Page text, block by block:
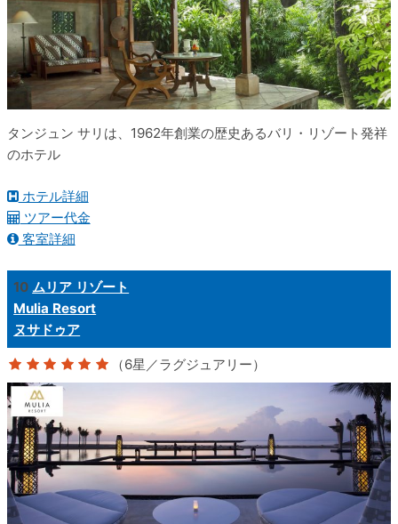
タンジュン サリは、1962年創業の歴史あるバリ・リゾート発祥
のホテル
ホテル詳細
ツアー代金
客室詳細
10 ムリア リゾート
Mulia Resort
ヌサドゥア
（6星／ラグジュアリー）